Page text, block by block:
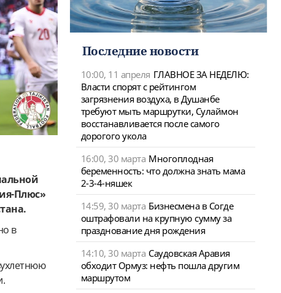
Плюс»
в
Последние новости
10:00, 11 апреля ГЛАВНОЕ ЗА НЕДЕЛЮ:
Власти спорят с рейтингом
загрязнения воздуха, в Душанбе
требуют мыть маршрутки, Сулаймон
восстанавливается после самого
дорогого укола
16:00, 30 марта Многоплодная
беременность: что должна знать мама
2-3-4-няшек
14:59, 30 марта Бизнесмена в Согде
оштрафовали на крупную сумму за
празднование дня рождения
14:10, 30 марта Саудовская Аравия
обходит Ормуз: нефть пошла другим
маршрутом